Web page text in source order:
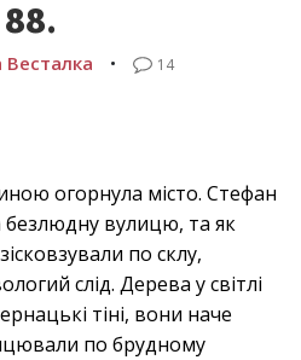
88.
Весталка • 14
огорнула місто. Стефан
безлюдну вулицю, та як
по склу,
слід. Дерева у світлі
тіні, вони наче
по брудному